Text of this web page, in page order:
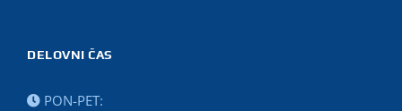
DELOVNI ČAS
PON-PET: